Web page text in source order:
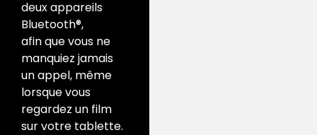
deux appareils
Bluetooth®,
afin que vous ne
manquiez jamais
un appel, même
lorsque vous
regardez un film
sur votre tablette.